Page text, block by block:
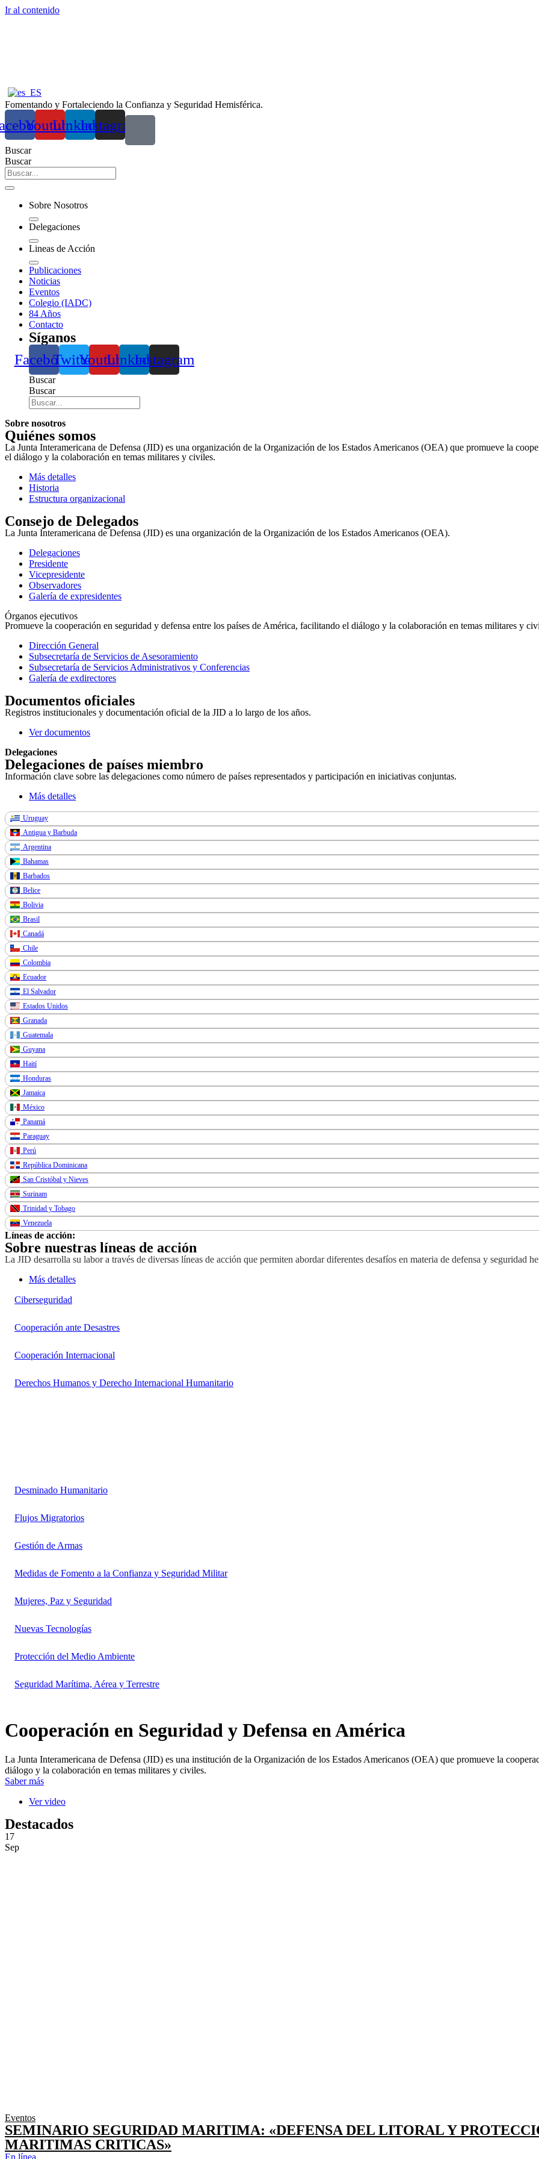
Ir al contenido
Fomentando y Fortaleciendo la Confianza y Seguridad Hemisférica.
YoutubeLinkedin
Instagram
Buscar
Buscar
Sobre Nosotros
Delegaciones
Lineas de Acción
Publicaciones
Noticias
Eventos
Colegio (IADC)
84 Años
Contacto
Síganos
FacebookTwitterYoutubeLinkedinInstagram
Buscar
Buscar
Sobre nosotros
Quiénes somos
La Junta Interamericana de Defensa (JID) es una organización de la Organización de los Estados Americanos (OEA) que promueve la
el diálogo y la colaboración en temas militares y civiles.
Más detalles
Historia
Estructura organizacional
Consejo de Delegados
La Junta Interamericana de Defensa (JID) es una organización de la Organización de los Estados Americanos (OEA).
Delegaciones
Presidente
Vicepresidente
Observadores
Galería de expresidentes
Órganos ejecutivos
Promueve la cooperación en seguridad y defensa entre los países de América, facilitando el diálogo y la colaboración en temas militares y
Dirección General
Subsecretaría de Servicios de Asesoramiento
Subsecretaría de Servicios Administrativos y Conferencias
Galería de exdirectores
Documentos oficiales
Registros institucionales y documentación oficial de la JID a lo largo de los años.
Ver documentos
Delegaciones
Delegaciones de países miembro
Información clave sobre las delegaciones como número de países representados y participación en iniciativas conjuntas.
Más detalles
Uruguay
Antigua y Barbuda
Argentina
Bahamas
Barbados
Belice
Bolivia
Brasil
Canadá
Chile
Colombia
Ecuador
El Salvador
Estados Unidos
Granada
Guatemala
Guyana
Haití
Honduras
Jamaica
México
Panamá
Paraguay
Perú
República Dominicana
San Cristóbal y Nieves
Surinam
Trinidad y Tobago
Venezuela
Líneas de acción:
Sobre nuestras líneas de acción
La JID desarrolla su labor a través de diversas líneas de acción que permiten abordar diferentes desafíos en materia de defensa y seguridad
Más detalles
Ciberseguridad
Cooperación ante Desastres
Cooperación Internacional
Derechos Humanos y Derecho Internacional Humanitario
Desminado Humanitario
Flujos Migratorios
Gestión de Armas
Medidas de Fomento a la Confianza y Seguridad Militar
Mujeres, Paz y Seguridad
Nuevas Tecnologías
Protección del Medio Ambiente
Seguridad Marítima, Aérea y Terrestre
Cooperación en Seguridad y Defensa en América
La Junta Interamericana de Defensa (JID) es una institución de la Organización de los Estados Americanos (OEA) que promueve la
diálogo y la colaboración en temas militares y civiles.
Saber más
Ver video
Destacados
17
Sep
Eventos
SEMINARIO SEGURIDAD MARITIMA: «DEFENSA DEL LITORAL Y
MARITIMAS CRITICAS»